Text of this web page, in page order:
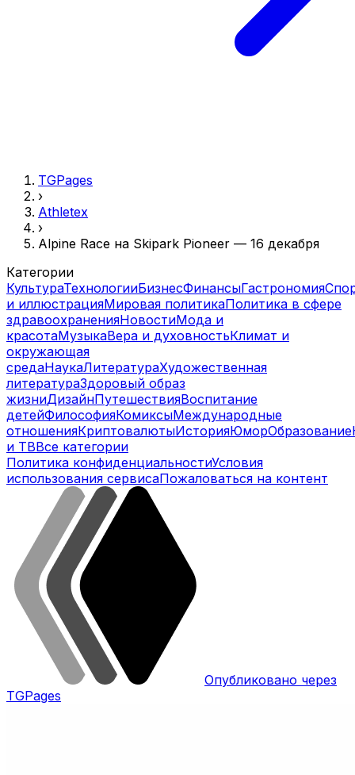
TGPages
›
Athletex
›
Alpine Race на Skipark Pioneer — 16 декабря
Категории
КультураТехнологииБизнесФинансыГастрономия
и иллюстрацияМировая политикаПолитика в сфере
здравоохраненияНовостиМода и
красотаМузыкаВера и духовностьКлимат и
окружающая
средаНаукаЛитератураХудожественная
литератураЗдоровый образ
жизниДизайнПутешествияВоспитание
детейФилософияКомиксыМеждународные
отношенияКриптовалютыИсторияЮморОбразование
и ТВВсе категории
Политика конфиденциальностиУсловия
использования сервисаПожаловаться на контент
Опубликовано через
TGPages